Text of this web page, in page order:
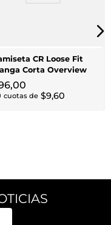
CR Loose Fit
Corta Overview
,00
cuotas de $9,60